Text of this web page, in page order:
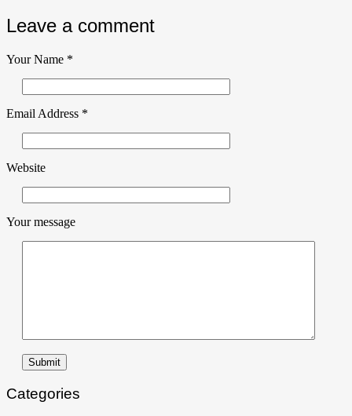
Leave a comment
Your Name *
Email Address *
Website
Your message
Submit
Categories